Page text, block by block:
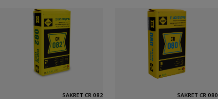
SAKRET CR 080
SAKRET CR 082